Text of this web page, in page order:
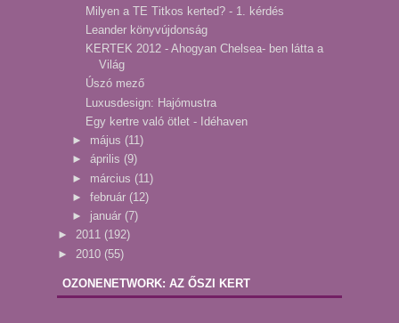
Milyen a TE Titkos kerted? - 1. kérdés
Leander könyvújdonság
KERTEK 2012 - Ahogyan Chelsea- ben látta a
Világ
Úszó mező
Luxusdesign: Hajómustra
Egy kertre való ötlet - Idéhaven
► május (11)
► április (9)
► március (11)
► február (12)
► január (7)
► 2011 (192)
► 2010 (55)
OZONENETWORK: AZ ŐSZI KERT